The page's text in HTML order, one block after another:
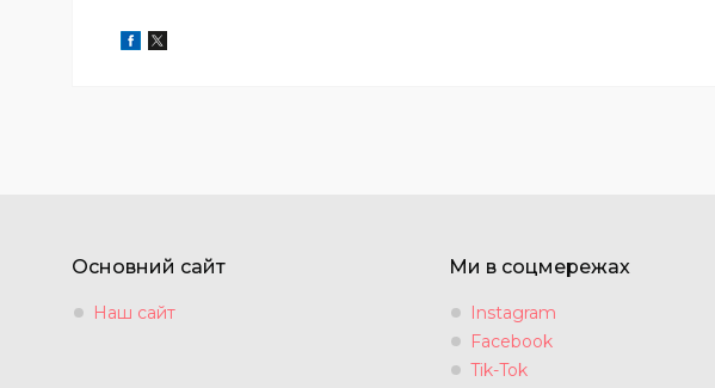
Основний сайт
Наш сайт
Ми в соцмережах
Instagram
Facebook
Tik-Tok